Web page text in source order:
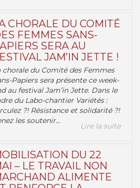
CHORALE DU COMITÉ
FEMMES SANS-
SERA AU
JAM’IN JETTE !
chorale du Comité des Femmes
Papiers sera présente ce week-
au festival Jam’in Jette. Dans le
du Labo-chantier Variétés :
?! Résistance et solidarité ?!
les soutenir...
Lire la suite
DU 22
– LE TRAVAIL NON
ALIMENTE